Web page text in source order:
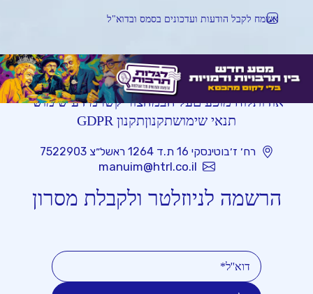
אשמח לקבל הודעות ועדכונים בסמס ובדוא"ל
אודותלוח מופעיםעל הבמהצור קשרמידע שימושי
תנאי שימושתקנוןתקנון GDPR
רח׳ ז׳בוטינסקי 16 ת.ד 1264 ראשל״צ 7522903
manuim@htrl.co.il
הרשמה לניוזלטר ולקבלת מסרון